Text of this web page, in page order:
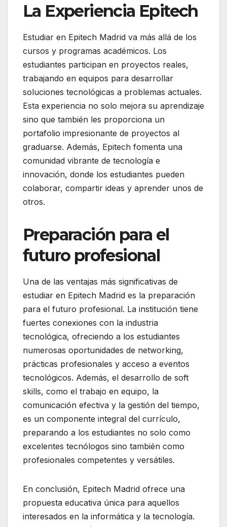
La Experiencia Epitech
Estudiar en Epitech Madrid va más allá de los
cursos y programas académicos. Los
estudiantes participan en proyectos reales,
trabajando en equipos para desarrollar
soluciones tecnológicas a problemas actuales.
Esta experiencia no solo mejora su aprendizaje
sino que también les proporciona un
portafolio impresionante de proyectos al
graduarse. Además, Epitech fomenta una
comunidad vibrante de tecnología e
innovación, donde los estudiantes pueden
colaborar, compartir ideas y aprender unos de
otros.
Preparación para el
futuro profesional
Una de las ventajas más significativas de
estudiar en Epitech Madrid es la preparación
para el futuro profesional. La institución tiene
fuertes conexiones con la industria
tecnológica, ofreciendo a los estudiantes
numerosas oportunidades de networking,
prácticas profesionales y acceso a eventos
tecnológicos. Además, el desarrollo de soft
skills, como el trabajo en equipo, la
comunicación efectiva y la gestión del tiempo,
es un componente integral del currículo,
preparando a los estudiantes no solo como
excelentes tecnólogos sino también como
profesionales competentes y versátiles.
En conclusión, Epitech Madrid ofrece una
propuesta educativa única para aquellos
interesados en la informática y la tecnología.